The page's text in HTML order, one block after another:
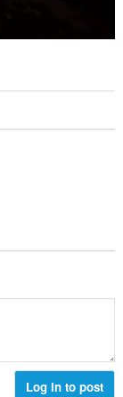
Log in to post